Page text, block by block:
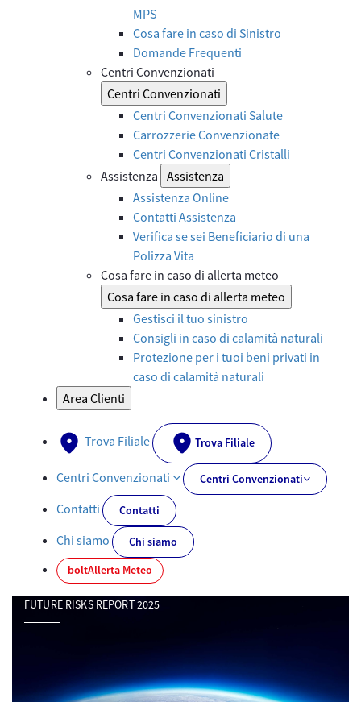
MPS
Cosa fare in caso di Sinistro
Domande Frequenti
Centri Convenzionati
Centri Convenzionati
Centri Convenzionati Salute
Carrozzerie Convenzionate
Centri Convenzionati Cristalli
Assistenza Assistenza
Assistenza Online
Contatti Assistenza
Verifica se sei Beneficiario di una
Polizza Vita
Cosa fare in caso di allerta meteo
Cosa fare in caso di allerta meteo
Gestisci il tuo sinistro
Consigli in caso di calamità naturali
Protezione per i tuoi beni privati in
caso di calamità naturali
Area Clienti
Trova Filiale Trova Filiale
Centri Convenzionati Centri Convenzionati
Contatti Contatti
Chi siamo
Chi siamo
boltAllerta Meteo
FUTURE RISKS REPORT 2025